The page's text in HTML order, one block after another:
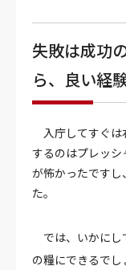
失敗は成功
ら、良い経
入庁してすぐは
するのはプレッ
が怖かったですし
た。
では、いかにし
の糧にできるでし